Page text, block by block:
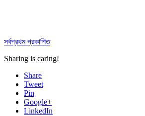
সর্বপ্রথম প্রকাশিত
Sharing is caring!
Share
Tweet
Pin
Google+
LinkedIn